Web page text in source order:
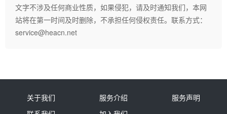
文字不涉及任何商业性质，如果侵犯，请及时通知我们，本网
站将在第一时间及时删除，不承担任何侵权责任。联系方式：
service@heacn.net
关于我们 服务介绍
服务声明